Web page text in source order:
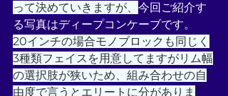
って決めていきますが、 今回ご紹介す
る写真はディープコンケーブです。
20インチの場合モノブロックも同じく
3種類フェイスを用意してますがリム幅
の選択肢が狭いため、組み合わせの自
由度で言うとエリートに分がありま